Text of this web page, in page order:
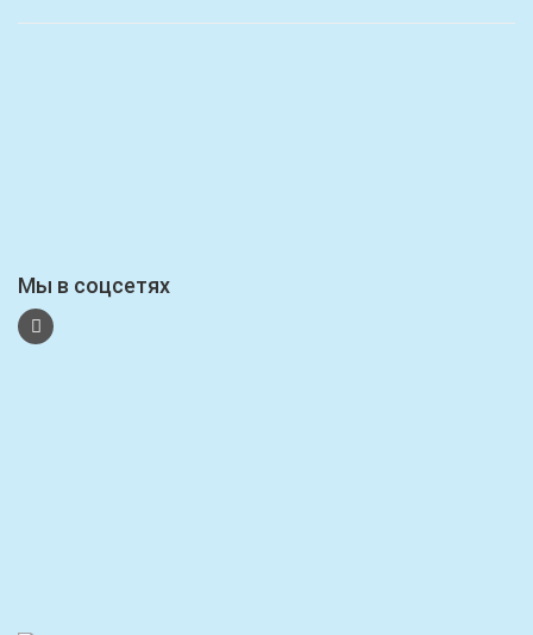
Мы в соцсетях